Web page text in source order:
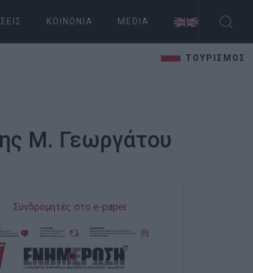
ΚΟΙΝΩΝΊΑ MEDIA
ΤΟΥΡΙΣΜΟΣ
Μ. Γεωργάτου
Συνδρομητές στο e-paper